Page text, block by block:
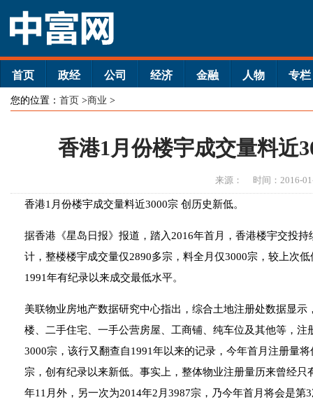
首页 政经 公司 经济 金融 人物 专栏
您的位置： 首页 >商业 >
香港1月份楼宇成交量料近
来源： 时间：2016-
香港1月份楼宇成交量料近3000宗 创历史新低。
据香港《星岛日报》报道，踏入2016年首月，香港楼宇交投
计，整楼楼宇成交量仅2890多宗，料全月仅3000宗，较上次
1991年有纪录以来成交最低水平。
美联物业房地产数据研究中心指出，综合土地注册处数据显
楼、二手住宅、一手公营房屋、工商铺、纯车位及其他等，注
3000宗，该行又翻查自1991年以来的记录，今年首月注册量
宗，创有纪录以来新低。事实上，整体物业注册量历来曾经只
年11月外，另一次为2014年2月3987宗，乃今年首月将会是第